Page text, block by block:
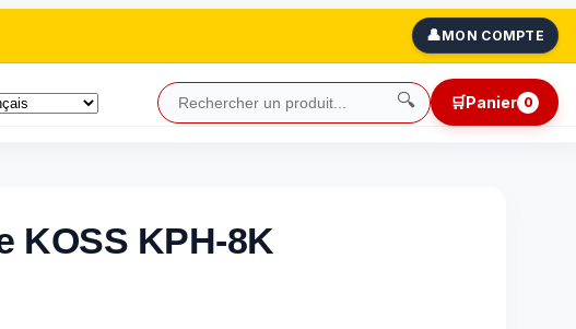
👤MON COMPTE
🔍 🛒Panier 0
KOSS KPH-8K